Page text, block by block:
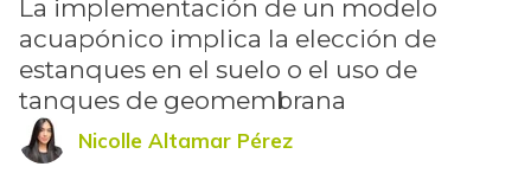
La implementación de un modelo
acuapónico implica la elección de
estanques en el suelo o el uso de
tanques de geomembrana
Nicolle Altamar Pérez